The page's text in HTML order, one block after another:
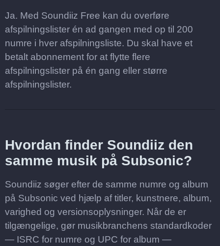
Ja. Med Soundiiz Free kan du overføre
afspilningslister én ad gangen med op til 200
numre i hver afspilningsliste. Du skal have et
betalt abonnement for at flytte flere
afspilningslister på én gang eller større
afspilningslister.
Hvordan finder Soundiiz den
samme musik på Subsonic?
Soundiiz søger efter de samme numre og album
på Subsonic ved hjælp af titler, kunstnere, album,
varighed og versionsoplysninger. Når de er
tilgængelige, gør musikbranchens standardkoder
— ISRC for numre og UPC for album —